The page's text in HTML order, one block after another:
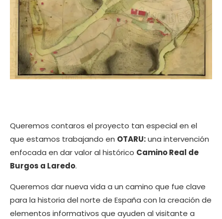
Queremos contaros el proyecto tan especial en el
que estamos trabajando en OTARU:una intervención
enfocada en dar valor al histórico Camino Real de
Burgos a Laredo.
Queremos dar nueva vida a un camino que fue clave
para la historia del norte de España con la creación de
elementos informativos que ayuden al visitante a
fundamental de este camino de reyes .
No os perdáis las novedades. Seguidnos en redes
sociales para ver cómo va avanzando todo.
personalizada, cuéntanoshoy mismo tu
ideay estaremos encantados de
atenderte.